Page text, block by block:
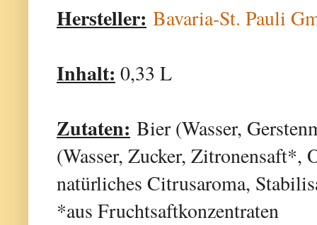
Hersteller: Bavaria-St. Pauli
Inhalt: 0,33 L
Zutaten: Bier (Wasser,
(Wasser, Zucker, Zitronensaft*,
natürliches Citrusaroma,
*aus Fruchtsaftkonzentraten